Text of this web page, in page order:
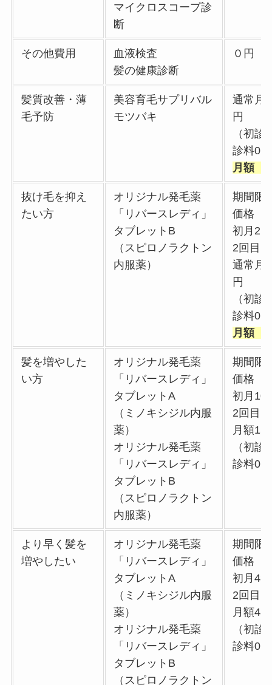
マイクロスコープ診
断
その他費用
血液検査
髪の健康診断
０円
髪質改善・薄
毛予防
美容育毛サプリバル
モツバキ
通常月
円
（初診
診料0
月額
抜け毛を抑え
たい方
オリジナル発毛薬
「リバースレディ」
タブレットB
（スピロノラクトン
内服薬）
期間限
価格
初月
2回目
通常月
円
（初診
診料0
月額
髪を増やした
い方
オリジナル発毛薬
「リバースレディ」
タブレットA
（ミノキシジル内服
薬）
オリジナル発毛薬
「リバースレディ」
タブレットB
（スピロノラクトン
内服薬）
期間限
価格
初月
2回目
月額
（初診
診料0
より早く髪を
増やしたい
オリジナル発毛薬
「リバースレディ」
タブレットA
（ミノキシジル内服
薬）
オリジナル発毛薬
「リバースレディ」
タブレットB
（スピロノラクトン
期間限
価格
初月
2回目
月額
（初診
診料0